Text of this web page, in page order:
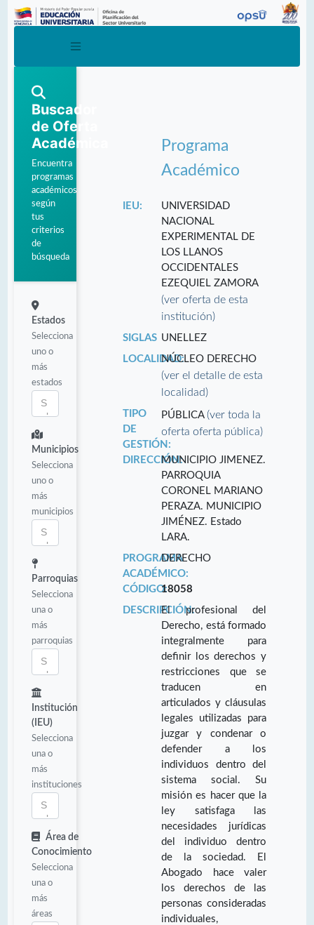
Buscador
de Oferta
Académica
Encuentra
programas
académicos
según
tus
criterios
de
búsqueda
Estados
Selecciona
uno o
más
estados
Municipios
Selecciona
uno o
más
municipios
Parroquias
Selecciona
una o
más
parroquias
Institución
(IEU)
Selecciona
una o
más
instituciones
Área de
Conocimiento
Selecciona
una o
más
áreas
Programa
Académico
IEU:
UNIVERSIDAD
NACIONAL
EXPERIMENTAL DE
LOS LLANOS
OCCIDENTALES
EZEQUIEL ZAMORA
(ver oferta de esta
institución)
SIGLAS UNELLEZ
LOCALIDAD:NÚCLEO DERECHO
(ver el detalle de esta
localidad)
TIPO
DE
GESTIÓN:
PÚBLICA(ver toda la
oferta oferta pública)
DIRECCIÓN:MUNICIPIO JIMENEZ.
PARROQUIA
CORONEL MARIANO
PERAZA. MUNICIPIO
JIMÉNEZ. Estado
LARA.
PROGRAMA
ACADÉMICO:
DERECHO
CÓDIGO:18058
DESCRIPCIÓN:El profesional del
Derecho, está formado
integralmente para
definir los derechos y
restricciones que se
traducen en
articulados y cláusulas
legales utilizadas para
juzgar y condenar o
defender a los
individuos dentro del
sistema social. Su
misión es hacer que la
ley satisfaga las
necesidades jurídicas
del individuo dentro
de la sociedad. El
Abogado hace valer
los derechos de las
personas consideradas
individuales,